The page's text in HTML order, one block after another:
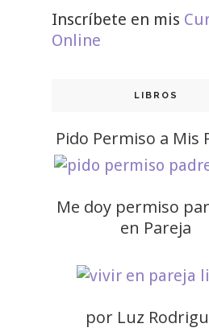
Inscríbete en mis
Online
LIBROS
Pido Permiso a Mis
Me doy permiso
en Pareja
por Luz